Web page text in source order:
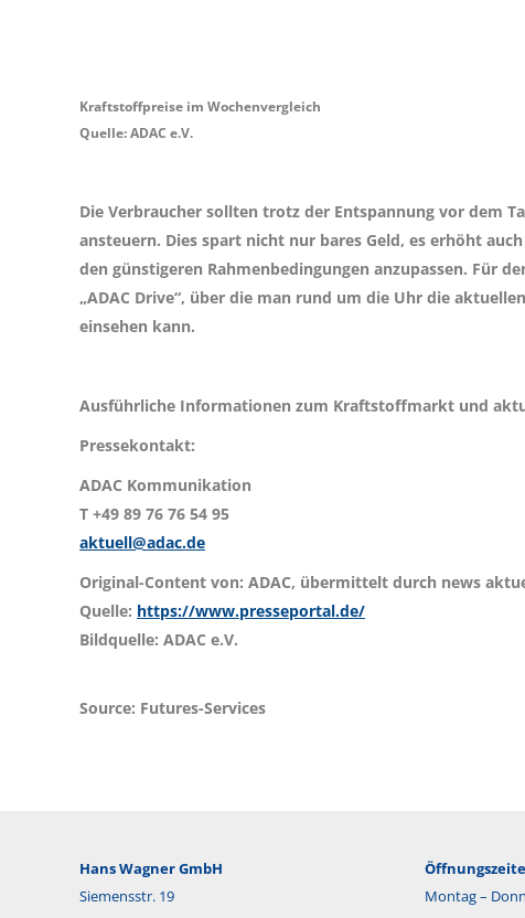
Kraftstoffpreise im Wochenvergleich
Quelle: ADAC e.V.
Die Verbraucher sollten trotz der Entspannung vor dem
ansteuern. Dies spart nicht nur bares Geld, es erhöht
den günstigeren Rahmenbedingungen anzupassen. Für
„ADAC Drive“, über die man rund um die Uhr die
einsehen kann.
Ausführliche Informationen zum Kraftstoffmarkt und
Pressekontakt:
ADAC Kommunikation
T +49 89 76 76 54 95
aktuell@adac.de
Original-Content von: ADAC, übermittelt durch news
Quelle: https://www.presseportal.de/
Bildquelle: ADAC e.V.
Source: Futures-Services
Hans Wagner GmbH
Siemensstr. 19
Montag –